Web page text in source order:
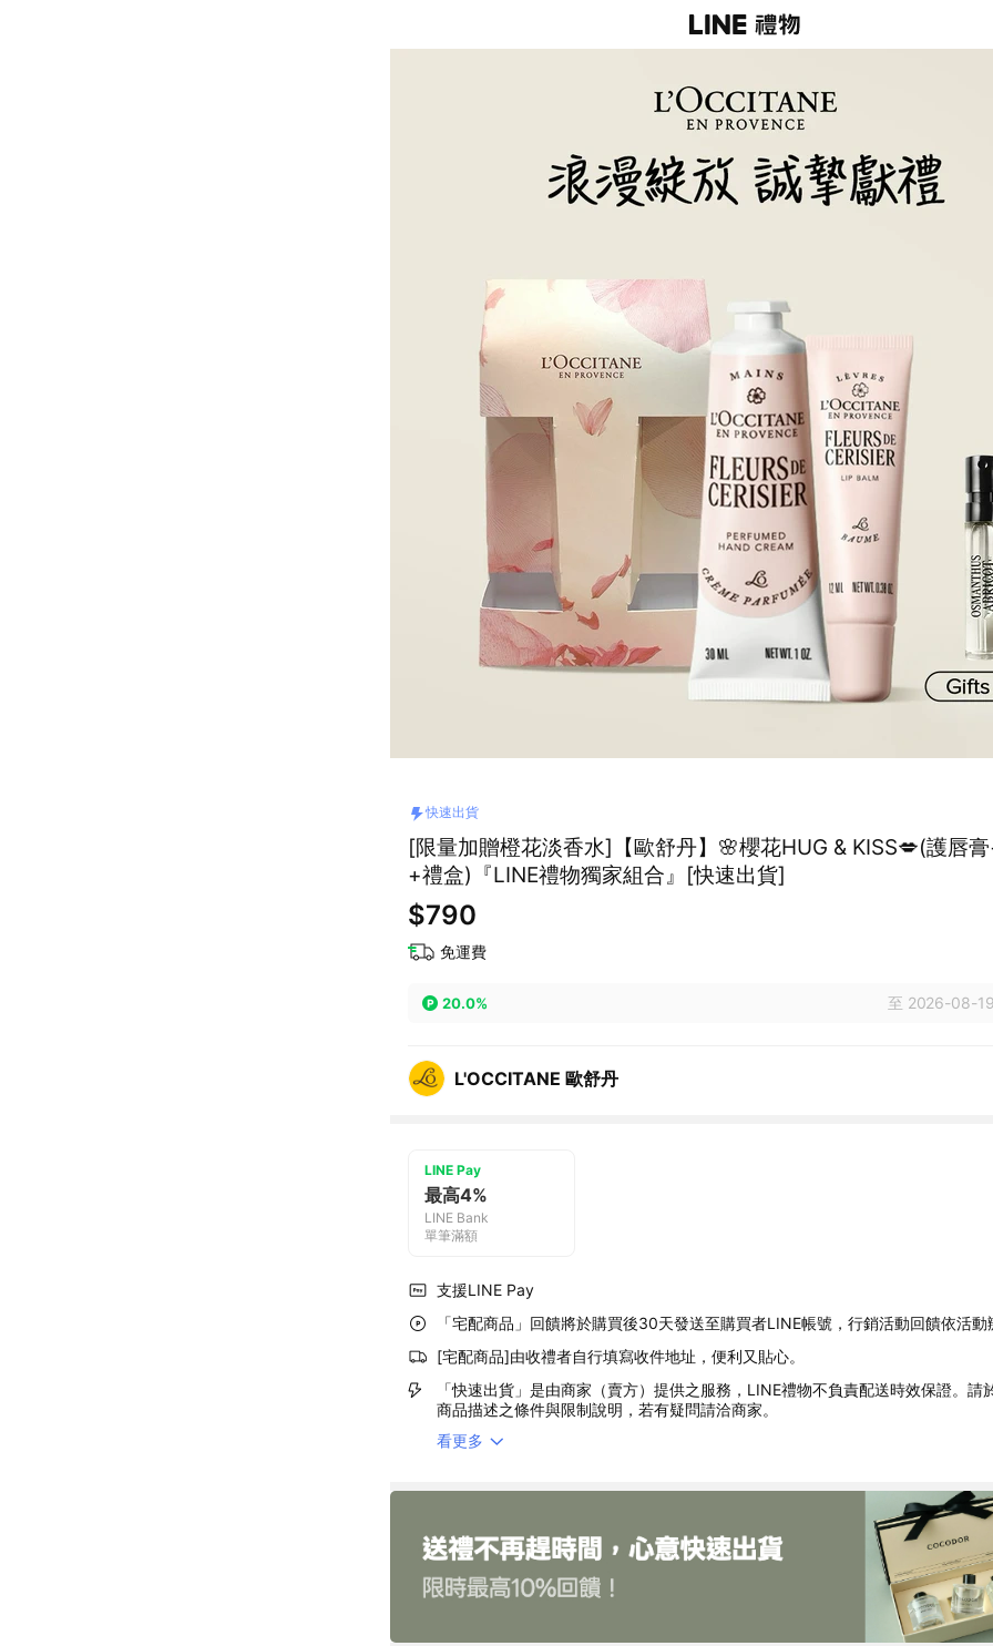
快速出貨
[限量加贈橙花淡香水]【歐舒丹】🌸櫻花HUG & KISS💋(護唇
+禮盒)『LINE禮物獨家組合』[快速出貨]
$790
免運費
20.0% 至 2026-08-
L'OCCITANE 歐舒丹
LINE Pay
最高4%
LINE Bank
單筆滿額
支援LINE Pay
「宅配商品」回饋將於購買後30天發送至購買者LINE帳號，行銷活動回饋依活動
[宅配商品]由收禮者自行填寫收件地址，便利又貼心。
「快速出貨」是由商家（賣方）提供之服務，LINE禮物不負責配送時效保證。請
商品描述之條件與限制說明，若有疑問請洽商家。
看更多